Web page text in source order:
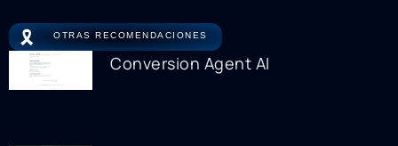
🎗️ OTRAS RECOMENDACIONES
Conversion Agent AI